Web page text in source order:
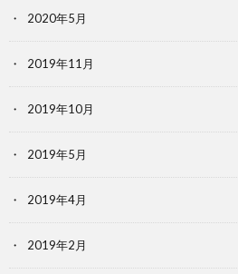
2020年5月
2019年11月
2019年10月
2019年5月
2019年4月
2019年2月